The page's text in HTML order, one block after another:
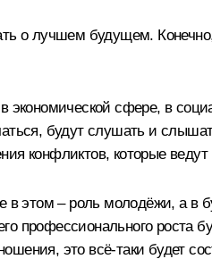
о лучшем будущем.
экономической сфере, в
будут слушать и
конфликтов, которые
в этом – роль молодёжи, а в
профессионального роста
это всё-таки будет